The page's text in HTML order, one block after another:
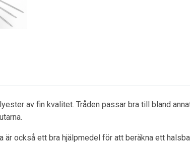
av fin kvalitet. Tråden passar bra till bland
är också ett bra hjälpmedel för att beräkna ett